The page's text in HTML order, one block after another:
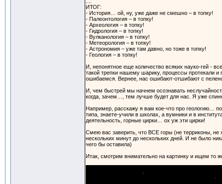
ИТОГ:
- История… ой, ну, уже даже не смешно – в топку!
- Палеонтология – в топку!
- Археология – в топку!
- Гидрология – в топку!
- Вулканология – в топку!
- Метеорология – в топку!
- Астрономия – уже там давно, но тоже в топку!
- Геология – в топку!
И, непонятное еще количество всяких науко-гей -
такой трепки нашему шарику, процессы протекали
ошибаемся. Вернее, нас ошибают-отшибают с
И, чем быстрей мы начнем осознавать
когда, зачем…, тем лучше будет для нас. Я уже
Например, расскажу я вам кое-что про геологию…
типа, знаете-учили в школах, а вумники и в
деятельность, горные цирки… ох уж эти цирки!
Смею вас заверить, что ВСЕ горы (не терриконы,
нескольких минут до нескольких дней. И не было
чего бы оставила)
Итак, смотрим внимательно на картинку и ищем